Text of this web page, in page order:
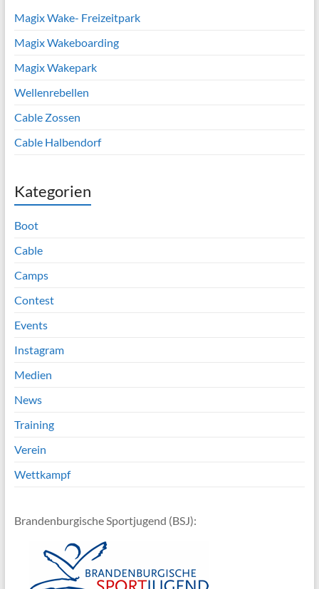
Magix Wake- Freizeitpark
Magix Wakeboarding
Magix Wakepark
Wellenrebellen
Cable Zossen
Cable Halbendorf
Kategorien
Boot
Cable
Camps
Contest
Events
Instagram
Medien
News
Training
Verein
Wettkampf
Brandenburgische Sportjugend (BSJ):